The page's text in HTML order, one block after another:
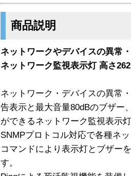
商品説明
ネットワークやデバイスの異常
ネットワーク監視表示灯 高さ
ネットワーク・デバイスの異常
告表示と最大音量80dBのブザー
ができるネットワーク監視表示
SNMPプロトコル対応で各種ネ
コマンドにより表示灯とブザー
す。